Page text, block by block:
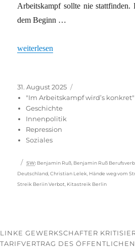
Arbeitskampf sollte nie stattfinden.
dem Beginn …
„Massive Angriffe auf das
weiterlesen
Veröffentlicht
am
31. August 2025
"Im Arbeitskampf wird’s konkret"
Geschichte
Innenpolitik
Repression
Soziales
Schlagwörter
SW: Benjamin Ruß Benjamin Ruß
Deutschland ,Christian Lelek Hände weg vom
Streik Beriin Verbot Kitastreik Berlin
LINKE GEWERKSCHAFTER
TARIFVERTRAG DES